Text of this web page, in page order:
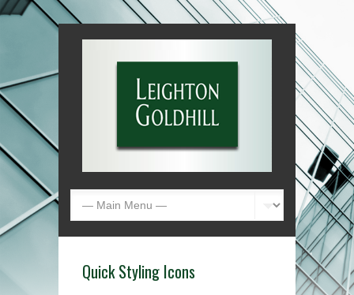
Quick Styling Icons